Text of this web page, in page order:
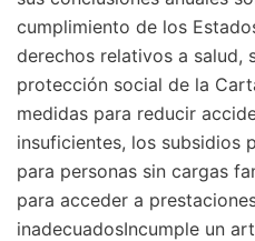
cumplimiento de los
derechos relativos a salud,
protección social de la
medidas para reducir
insuficientes, los subsidios
para personas sin cargas
para acceder a
inadecuadosIncumple un